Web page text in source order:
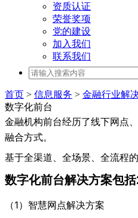
资质认证
荣誉奖项
党的建设
加入我们
联系我们
首页 > 信息服务 > 金融行业解
数字化前台
金融机构前台经历了线下网点
融合方式。
基于全渠道、全场景、全流程
数字化前台解决方案包
（1）智慧网点解决方案